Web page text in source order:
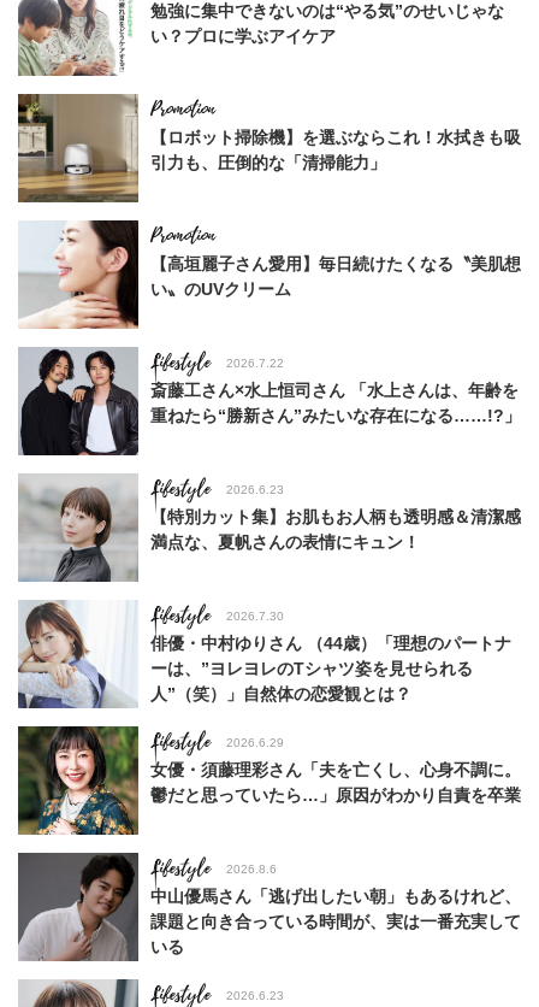
勉強に集中できないのは“やる気”のせいじゃな
い？プロに学ぶアイケア
【ロボット掃除機】を選ぶならこれ！水拭きも吸
引力も、圧倒的な「清掃能力」
【高垣麗子さん愛用】毎日続けたくなる〝美肌想
い〟のUVクリーム
Lifestyle 2026.7.22
斎藤工さん×水上恒司さん 「水上さんは、年齢を
重ねたら“勝新さん”みたいな存在になる……!?」
Lifestyle 2026.6.23
【特別カット集】お肌もお人柄も透明感＆清潔感
満点な、夏帆さんの表情にキュン！
Lifestyle 2026.7.30
俳優・中村ゆりさん （44歳）「理想のパートナ
ーは、”ヨレヨレのTシャツ姿を見せられる
人”（笑）」自然体の恋愛観とは？
Lifestyle 2026.6.29
女優・須藤理彩さん「夫を亡くし、心身不調に。
鬱だと思っていたら…」原因がわかり自責を卒業
Lifestyle 2026.8.6
中山優馬さん「逃げ出したい朝」もあるけれど、
課題と向き合っている時間が、実は一番充実して
いる
Lifestyle 2026.6.23